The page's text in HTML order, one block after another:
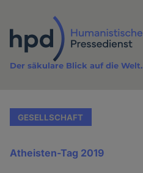
Inhalt
Der säkulare Blick auf die Welt.
GESELLSCHAFT
Atheisten-Tag 2019